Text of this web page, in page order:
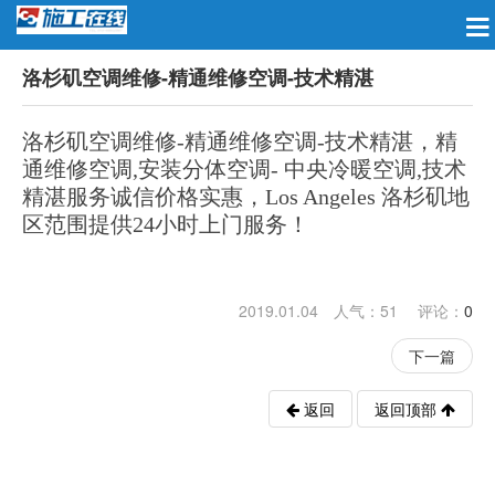
洛杉矶空调维修-精通维修空调-技术精湛
洛杉矶空调维修-精通维修空调-技术精湛，精
通维修空调,安装分体空调- 中央冷暖空调,技术
精湛服务诚信价格实惠，Los Angeles 洛杉矶地
区范围提供24小时上门服务！
2019.01.04 人气： 51 评论： 0
下一篇
返回 返回顶部